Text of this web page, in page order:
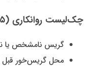
چک‌لیست روانکاری (۵ خط قرمز)
گریس نامشخص یا
محل گریس‌خور قبل